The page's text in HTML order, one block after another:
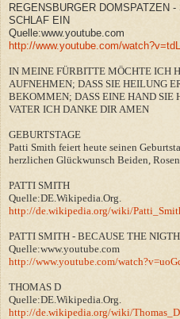
REGENSBURGER DOMSPATZEN
SCHLAF EIN
Quelle:www.youtube.com
http://www.youtube.com/
IN MEINE FÜRBITTE MÖCHTE ICH
AUFNEHMEN; DASS SIE HEILUNG
BEKOMMEN; DASS EINE HAND SIE
VATER ICH DANKE DIR AMEN
GEBURTSTAGE
Patti Smith feiert heute seinen
herzlichen Glückwunsch Beiden,
PATTI SMITH
Quelle:DE.Wikipedia.Org.
http://de.wikipedia.org/wiki/
PATTI SMITH - BECAUSE THE NIGTH
Quelle:www.youtube.com
http://www.youtube.com/
THOMAS D
Quelle:DE.Wikipedia.Org.
http://de.wikipedia.org/wiki/Thomas_D